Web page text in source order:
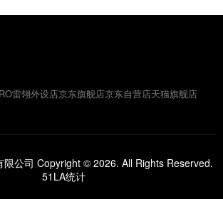
雷翎外设店京东旗舰店京东自营店天猫旗舰店
限公司 Copyright © 2026. All Rights Reserved.
51LA统计